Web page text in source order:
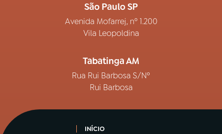
São Paulo SP
Avenida Mofarrej, nº 1.200
Vila Leopoldina
Tabatinga AM
Rua Rui Barbosa S/Nº
Rui Barbosa
INÍCIO